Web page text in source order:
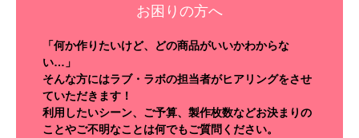
お困りの方へ
「何か作りたいけど、どの商品がいいかわからな
い…」
そんな方にはラブ・ラボの担当者がヒアリングをさせ
ていただきます！
利用したいシーン、ご予算、製作枚数などお決まりの
ことやご不明なことは何でもご質問ください。